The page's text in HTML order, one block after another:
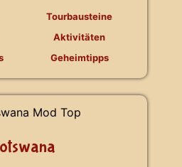
Tourbausteine
Aktivitäten
Geheimtipps